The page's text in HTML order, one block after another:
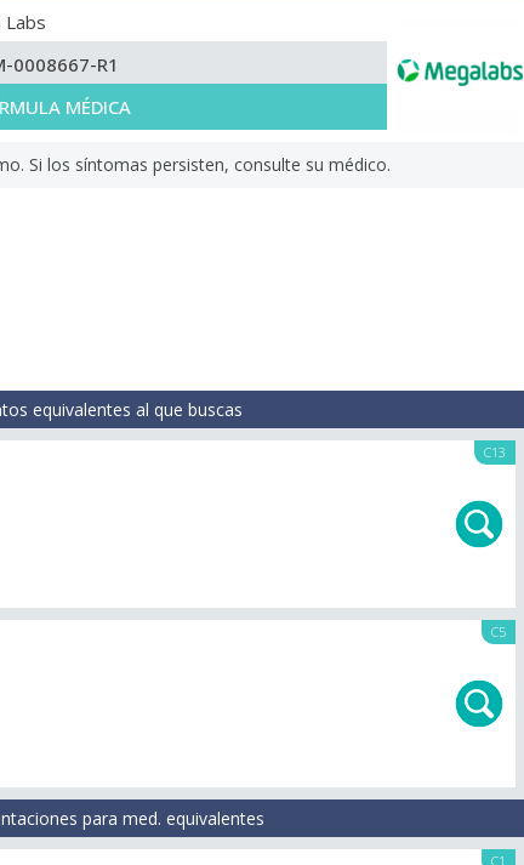
Labs
0008667-R1
MÉDICA
Si los síntomas persisten, consulte su médico.
equivalentes al que buscas
C13
C5
para med. equivalentes
C1